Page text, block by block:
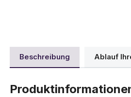
Beschreibung Ablauf